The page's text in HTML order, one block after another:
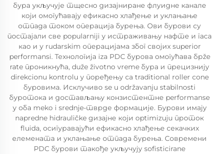
бура укључује тщесно дизајниране флуидне канале
који омогућавају ефикасно хлађење и уклањање
отпада током операција бурења. Ови бурови су
постајали све popularniji у истраживању нафте и гаса
као и у rudarskim операцијама због својих superior
performansi. Технологија iza PDC бурова омогућава брže
rate проникнућа, duže životno vreme бура и прецизнију
direkcionu kontrolu у поређењу са traditional roller cone
буровима. Исклучиво se u održavanju stabilnosti
буротока и достављању конзистентне performanse
у оба meko i srednje-тврде формације. Бурови имају
napredne hidrauličke дизајне који optimizuju проток
fluida, осигуравајући ефикасно хлађење секачких
елемената и уклањање отпада бурења. Современи
PDC бурови такође укључују sofisticirane